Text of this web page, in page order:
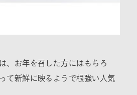
、お年を召した方にはもちろ
て新鮮に映るようで根強い人気